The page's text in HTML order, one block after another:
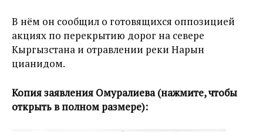
В нём он сообщил о готовящихся оппозицией
акциях по перекрытию дорог на севере
Кыргызстана и отравлении реки Нарын
цианидом.
Копия заявления Омуралиева (нажмите, чтобы
открыть в полном размере):